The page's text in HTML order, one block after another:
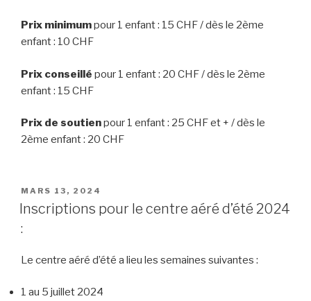
Prix minimumpour 1 enfant : 15 CHF / dès le 2ème
enfant : 10 CHF
Prix conseillé pour 1 enfant : 20 CHF / dès le 2ème
enfant : 15 CHF
Prix de soutienpour 1 enfant : 25 CHF et + / dès le
2ème enfant : 20 CHF
PUBLIÉ
LE
MARS 13, 2024
Inscriptions pour le centre aéré d’été 2024
:
Le centre aéré d’été a lieu les semaines suivantes :
1 au 5 juillet 2024